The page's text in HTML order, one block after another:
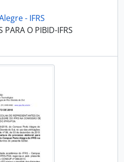
- IFRS
PARA O PIBID-IFRS